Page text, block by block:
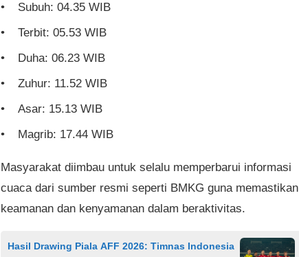
Subuh: 04.35 WIB
Terbit: 05.53 WIB
Duha: 06.23 WIB
Zuhur: 11.52 WIB
Asar: 15.13 WIB
Magrib: 17.44 WIB
Masyarakat diimbau untuk selalu memperbarui informasi
cuaca dari sumber resmi seperti BMKG guna memastikan
keamanan dan kenyamanan dalam beraktivitas.
Hasil Drawing Piala AFF 2026: Timnas Indonesia